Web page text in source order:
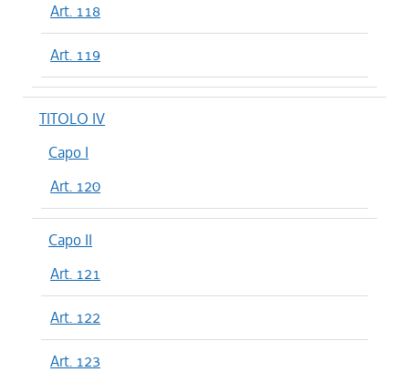
Art. 118
Art. 119
TITOLO IV
Capo I
Art. 120
Capo II
Art. 121
Art. 122
Art. 123